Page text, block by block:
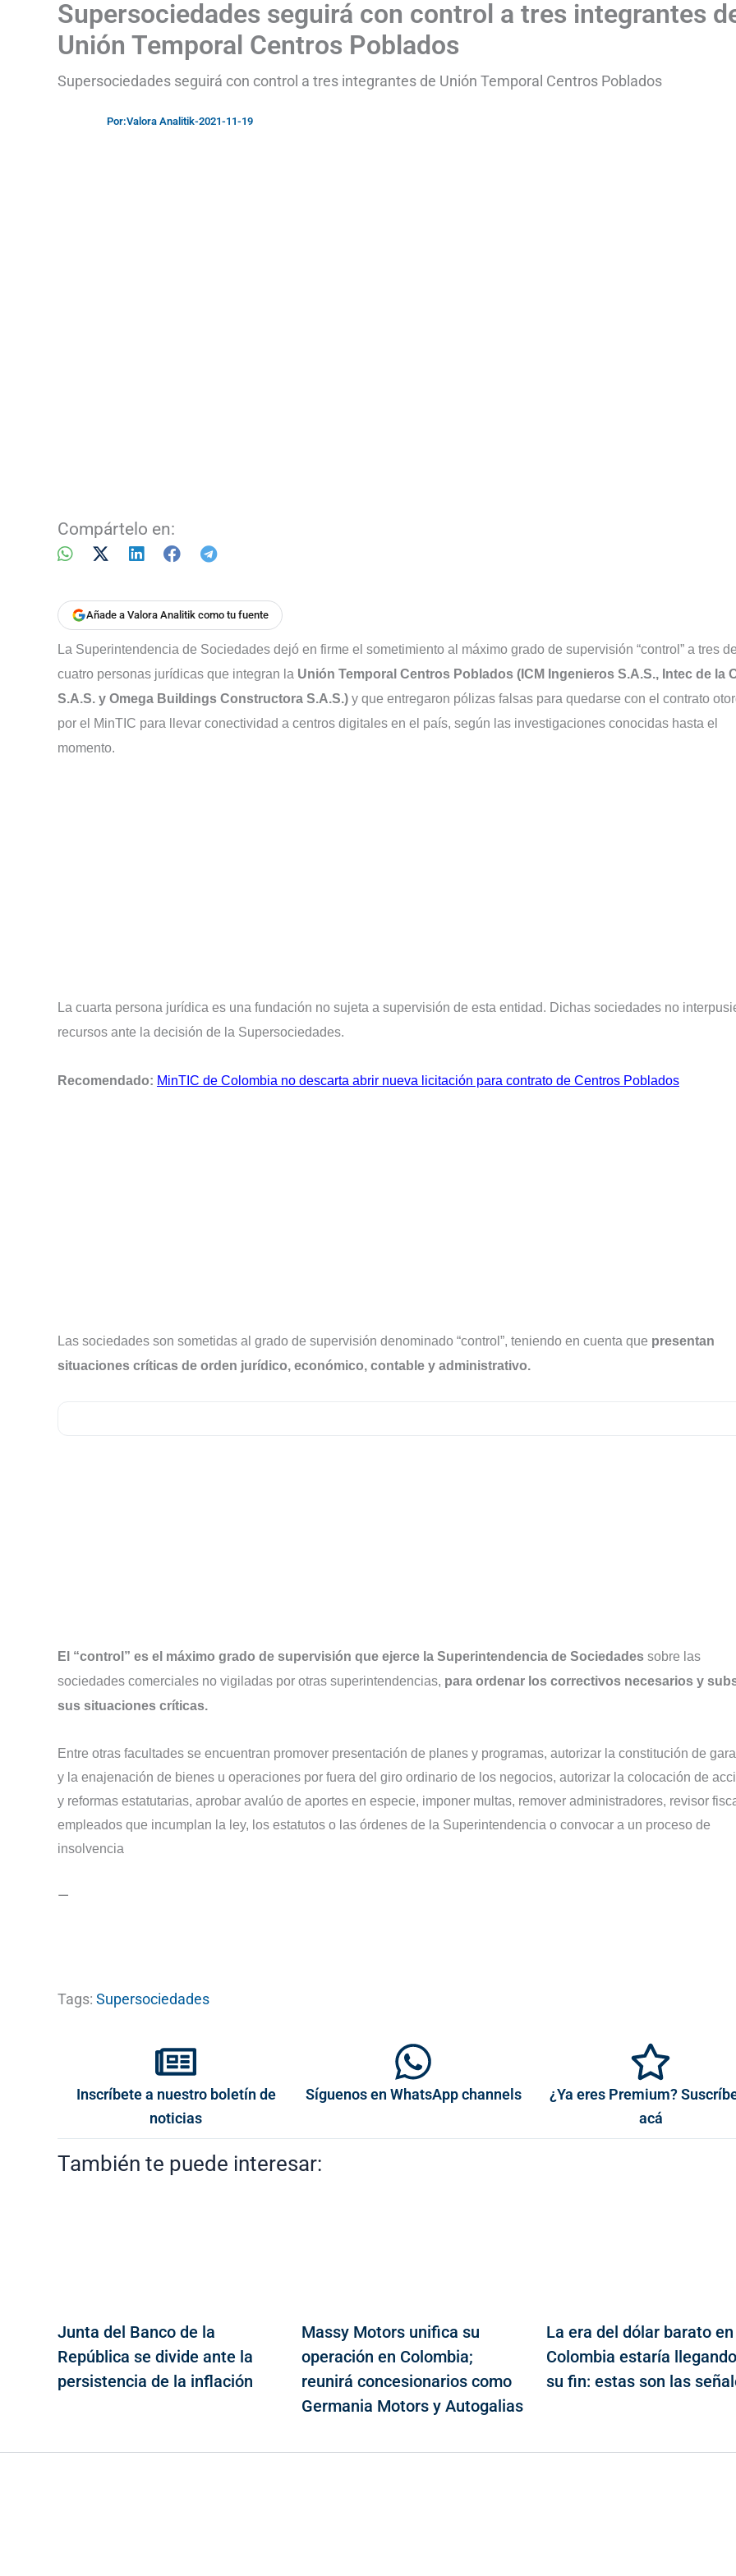
Supersociedades seguirá con control a tres integrantes
Unión Temporal Centros Poblados
Supersociedades seguirá con control a tres integrantes de Unión Temporal Centros Poblados
Por:Valora Analitik-2021-11-19
Compártelo en:
Añade a Valora Analitik como tu fuente
La Superintendencia de Sociedades dejó en firme el sometimiento al máximo grado de supervisión “control” a tres
cuatro personas jurídicas que integran la Unión Temporal Centros Poblados (ICM Ingenieros S.A.S., Intec de la
S.A.S. y Omega Buildings Constructora S.A.S.) y que entregaron pólizas falsas para quedarse con el contrato
por el MinTIC para llevar conectividad a centros digitales en el país, según las investigaciones conocidas hasta el
momento.
La cuarta persona jurídica es una fundación no sujeta a supervisión de esta entidad. Dichas sociedades no
recursos ante la decisión de la Supersociedades.
Recomendado: MinTIC de Colombia no descarta abrir nueva licitación para contrato de Centros Poblados
Las sociedades son sometidas al grado de supervisión denominado “control”, teniendo en cuenta que presentan
situaciones críticas de orden jurídico, económico, contable y administrativo.
El “control” es el máximo grado de supervisión que ejerce la Superintendencia de Sociedades sobre las
sociedades comerciales no vigiladas por otras superintendencias, para ordenar los correctivos necesarios y
sus situaciones críticas.
Entre otras facultades se encuentran promover presentación de planes y programas, autorizar la constitución de
y la enajenación de bienes u operaciones por fuera del giro ordinario de los negocios, autorizar la colocación de
y reformas estatutarias, aprobar avalúo de aportes en especie, imponer multas, remover administradores, revisor
empleados que incumplan la ley, los estatutos o las órdenes de la Superintendencia o convocar a un proceso de
insolvencia
—
Tags: Supersociedades
Inscríbete a nuestro boletín de
noticias
Síguenos en WhatsApp channels
¿Ya eres Premium?
acá
También te puede interesar:
Junta del Banco de la
República se divide ante la
persistencia de la inflación
Massy Motors unifica su
operación en Colombia;
reunirá concesionarios como
Germania Motors y Autogalias
La era del dólar barato en
Colombia estaría
su fin: estas son las